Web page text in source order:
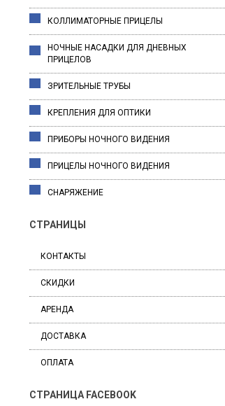
КОЛЛИМАТОРНЫЕ ПРИЦЕЛЫ
НОЧНЫЕ НАСАДКИ ДЛЯ ДНЕВНЫХ
ПРИЦЕЛОВ
ЗРИТЕЛЬНЫЕ ТРУБЫ
КРЕПЛЕНИЯ ДЛЯ ОПТИКИ
ПРИБОРЫ НОЧНОГО ВИДЕНИЯ
ПРИЦЕЛЫ НОЧНОГО ВИДЕНИЯ
СНАРЯЖЕНИЕ
СТРАНИЦЫ
КОНТАКТЫ
СКИДКИ
АРЕНДА
ДОСТАВКА
ОПЛАТА
СТРАНИЦА FACEBOOK